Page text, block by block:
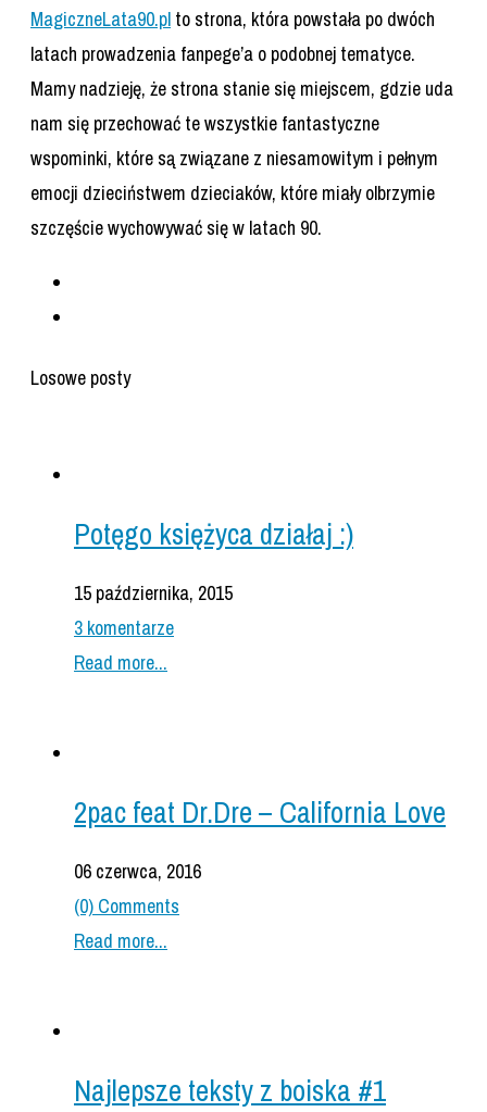
MagiczneLata90.pl to strona, która powstała po dwóch
latach prowadzenia fanpege’a o podobnej tematyce.
Mamy nadzieję, że strona stanie się miejscem, gdzie uda
nam się przechować te wszystkie fantastyczne
wspominki, które są związane z niesamowitym i pełnym
emocji dzieciństwem dzieciaków, które miały olbrzymie
szczęście wychowywać się w latach 90.
Losowe posty
Potęgo księżyca działaj :)
15 października, 2015
3 komentarze
Read more...
2pac feat Dr.Dre – California Love
06 czerwca, 2016
(0) Comments
Read more...
Najlepsze teksty z boiska #1